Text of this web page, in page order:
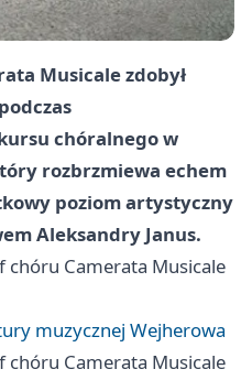
Musicale zdobył
chóralnego w
rozbrzmiewa echem
poziom artystyczny
Aleksandry Janus.
Camerata Musicale
muzycznej Wejherowa
Camerata Musicale